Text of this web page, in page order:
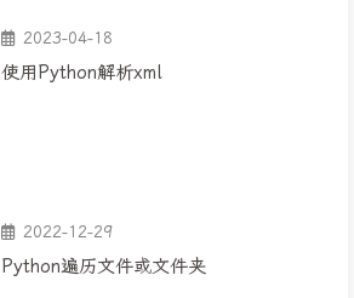
2023-04-18
使用Python解析xml
2022-12-29
Python遍历文件或文件夹